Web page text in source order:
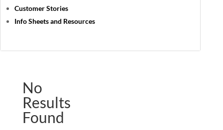
Customer Stories
Info Sheets and Resources
No
Results
Found